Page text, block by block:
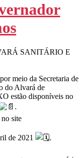
SANITÁRIO E
meio da Secretaria de
do Alvará de
estão disponíveis no
.
site
de 2021
.